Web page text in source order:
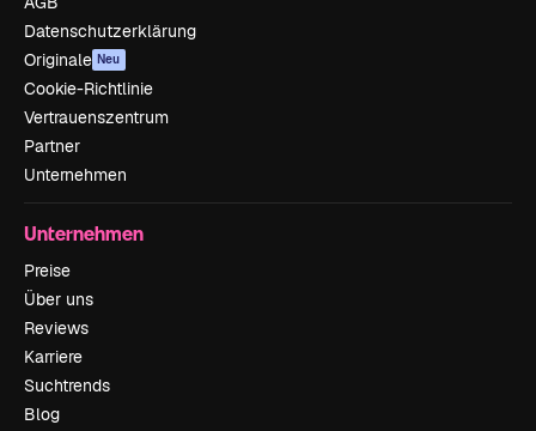
Datenschutzerklärung
Originale Neu
Cookie-Richtlinie
Vertrauenszentrum
Partner
Unternehmen
Unternehmen
Preise
Über uns
Reviews
Karriere
Suchtrends
Blog